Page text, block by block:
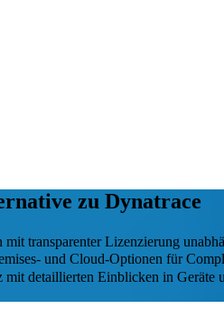
zu Dynatrace
transparenter Lizenzierung
und Cloud-Optionen für
detaillierten Einblicken in Geräte